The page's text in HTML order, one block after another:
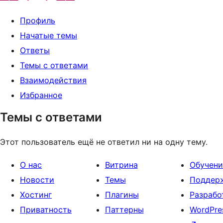
Профиль
Начатые темы
Ответы
Темы с ответами
Взаимодействия
Избранное
Темы с ответами
Этот пользователь ещё не ответил ни на одну тему.
О нас
Новости
Хостинг
Приватность
Витрина
Темы
Плагины
Паттерны